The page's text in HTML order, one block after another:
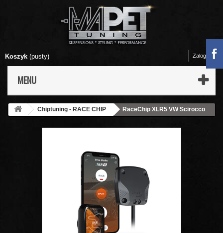
Koszyk (pusty)
MENU
Zaloguj się
Chiptuning - RACE CHIP
RaceChip XLR5 VW Scirocco